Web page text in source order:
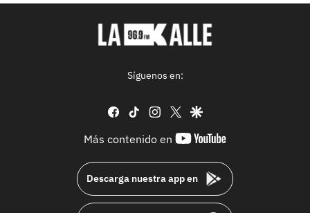
Síguenos en:
facebook
tiktok instagram
twittergoogle
Más contenido en
youtube-
Descarga nuestra app en